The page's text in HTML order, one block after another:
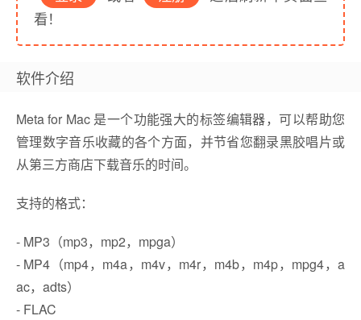
看！
软件介绍
Meta for Mac 是一个功能强大的标签编辑器，可以帮助您
管理数字音乐收藏的各个方面，并节省您翻录黑胶唱片或
从第三方商店下载音乐的时间。
支持的格式：
- MP3（mp3，mp2，mpga）
- MP4（mp4，m4a，m4v，m4r，m4b，m4p，mpg4，a
ac，adts）
- FLAC